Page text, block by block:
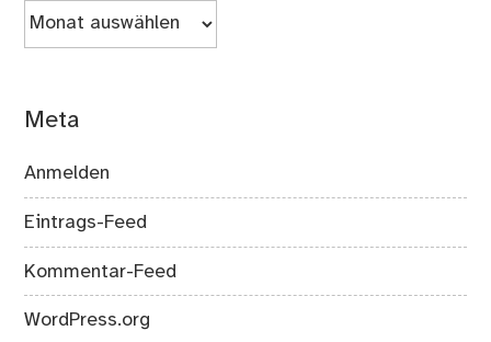
Archiv
Meta
Anmelden
Eintrags-Feed
Kommentar-Feed
WordPress.org